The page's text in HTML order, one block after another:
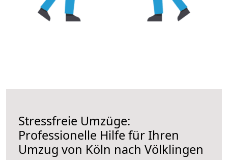
Stressfreie Umzüge:
Professionelle Hilfe für Ihren
Umzug von Köln nach Völklingen